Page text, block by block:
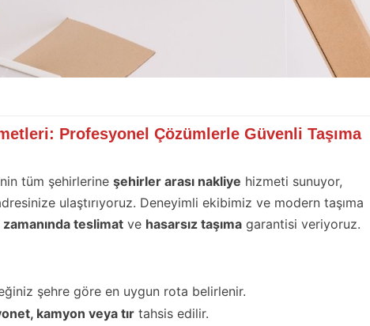
Profesyonel Çözümlerle Güvenli Taşıma
tüm şehirlerine şehirler arası nakliye hizmeti sunuyor,
ulaştırıyoruz. Deneyimli ekibimiz ve modern taşıma
zamanında teslimat ve hasarsız taşıma garantisi veriyoruz.
şehre göre en uygun rota belirlenir.
kamyon veya tır tahsis edilir.